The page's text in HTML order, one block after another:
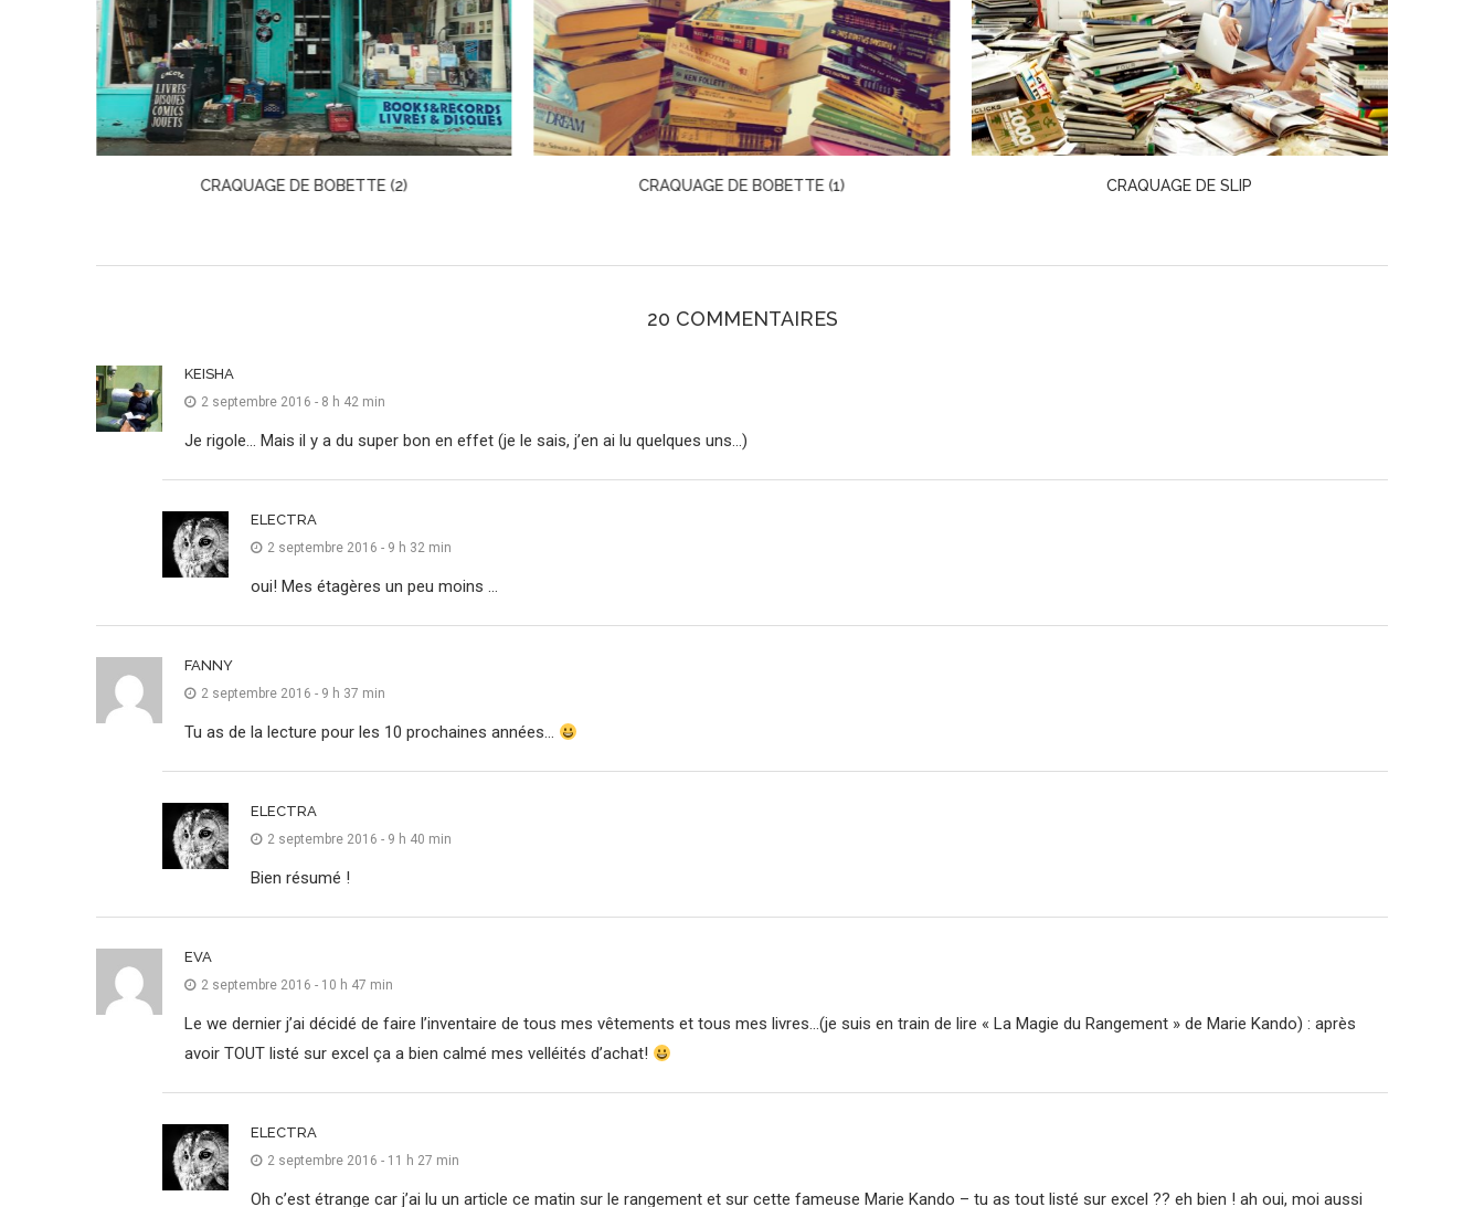
CRAQUAGE DE BOBETTE (2) CRAQUAGE DE BOBETTE (1) CRAQUAGE DE SLIP
20 COMMENTAIRES
KEISHA
2 septembre 2016 - 8 h 42 min
Je rigole… Mais il y a du super bon en effet (je le sais, j’en ai lu quelques uns…)
ELECTRA
2 septembre 2016 - 9 h 32 min
oui! Mes étagères un peu moins …
FANNY
2 septembre 2016 - 9 h 37 min
Tu as de la lecture pour les 10 prochaines années…
ELECTRA
2 septembre 2016 - 9 h 40 min
Bien résumé !
EVA
2 septembre 2016 - 10 h 47 min
Le we dernier j’ai décidé de faire l’inventaire de tous mes vêtements et tous mes livres…(je suis en train de lire « La Magie du Rangement » de Marie Kando) : après
avoir TOUT listé sur excel ça a bien calmé mes velléités d’achat!
ELECTRA
2 septembre 2016 - 11 h 27 min
Oh c’est étrange car j’ai lu un article ce matin sur le rangement et sur cette fameuse Marie Kando – tu as tout listé sur excel ?? eh bien ! ah oui, moi aussi